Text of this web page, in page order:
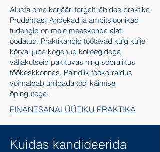
Alusta oma karjääri targalt läbides praktika
Prudentias! Andekad ja ambitsioonikad
tudengid on meie meeskonda alati
oodatud. Praktikandid töötavad külg külje
kõrval juba kogenud kolleegidega
väljakutseid pakkuvas ning sõbralikus
töökeskkonnas. Paindlik töökorraldus
võimaldab ühildada tööl käimise
õpingutega.
FINANTSANALÜÜTIKU PRAKTIKA
Kuidas kandideerida